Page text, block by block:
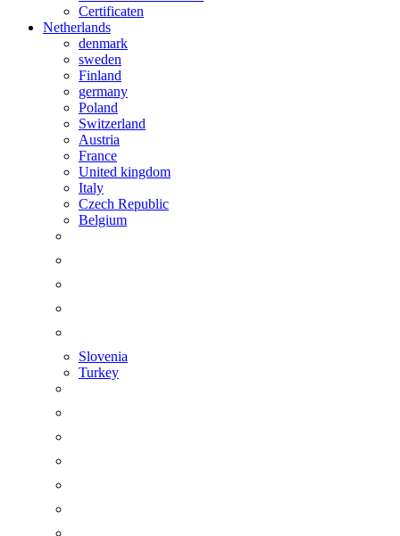
Certificaten
Netherlands
denmark
sweden
Finland
germany
Poland
Switzerland
Austria
France
United kingdom
Italy
Czech Republic
Belgium
Slovenia
Turkey